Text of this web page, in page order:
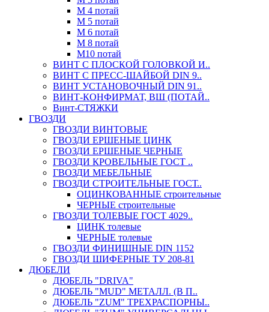
М 4 потай
М 5 потай
М 6 потай
М 8 потай
М10 потай
ВИНТ С ПЛОСКОЙ ГОЛОВКОЙ И..
ВИНТ С ПРЕСС-ШАЙБОЙ DIN 9..
ВИНТ УСТАНОВОЧНЫЙ DIN 91..
ВИНТ-КОНФИРМАТ, ВШ (ПОТАЙ..
Винт-СТЯЖКИ
ГВОЗДИ
ГВОЗДИ ВИНТОВЫЕ
ГВОЗДИ ЕРШЕНЫЕ ЦИНК
ГВОЗДИ ЕРШЕНЫЕ ЧЕРНЫЕ
ГВОЗДИ КРОВЕЛЬНЫЕ ГОСТ ..
ГВОЗДИ МЕБЕЛЬНЫЕ
ГВОЗДИ СТРОИТЕЛЬНЫЕ ГОСТ..
ОЦИНКОВАННЫЕ строительные
ЧЕРНЫЕ строительные
ГВОЗДИ ТОЛЕВЫЕ ГОСТ 4029..
ЦИНК толевые
ЧЕРНЫЕ толевые
ГВОЗДИ ФИНИШНЫЕ DIN 1152
ГВОЗДИ ШИФЕРНЫЕ ТУ 208-81
ДЮБЕЛИ
ДЮБЕЛЬ "DRIVA"
ДЮБЕЛЬ "MUD" МЕТАЛЛ. (В П..
ДЮБЕЛЬ "ZUM" ТРЕХРАСПОРНЫ..